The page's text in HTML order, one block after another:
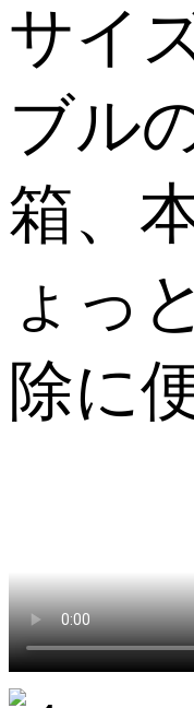
サイ
ブル
箱、
ょっ
除に